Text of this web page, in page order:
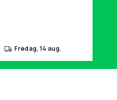
fredag, 14 aug.